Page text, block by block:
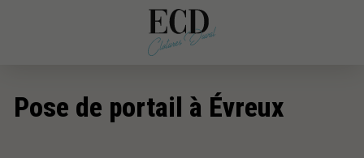
Pose de portail à Évreux